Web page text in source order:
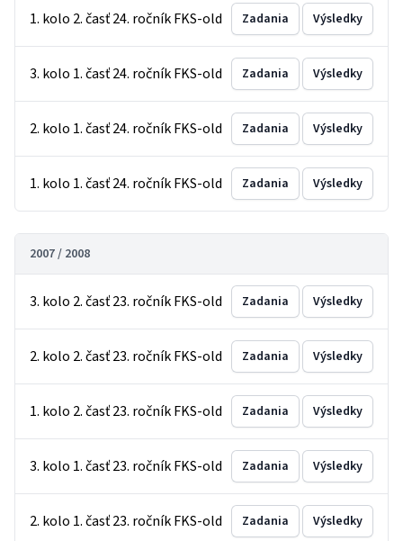
1. kolo 2. časť 24. ročník FKS-old Zadania Výsledky
3. kolo 1. časť 24. ročník FKS-old Zadania Výsledky
2. kolo 1. časť 24. ročník FKS-old Zadania Výsledky
1. kolo 1. časť 24. ročník FKS-old Zadania Výsledky
2007 / 2008
3. kolo 2. časť 23. ročník FKS-old Zadania Výsledky
2. kolo 2. časť 23. ročník FKS-old Zadania Výsledky
1. kolo 2. časť 23. ročník FKS-old Zadania Výsledky
3. kolo 1. časť 23. ročník FKS-old Zadania Výsledky
2. kolo 1. časť 23. ročník FKS-old Zadania Výsledky